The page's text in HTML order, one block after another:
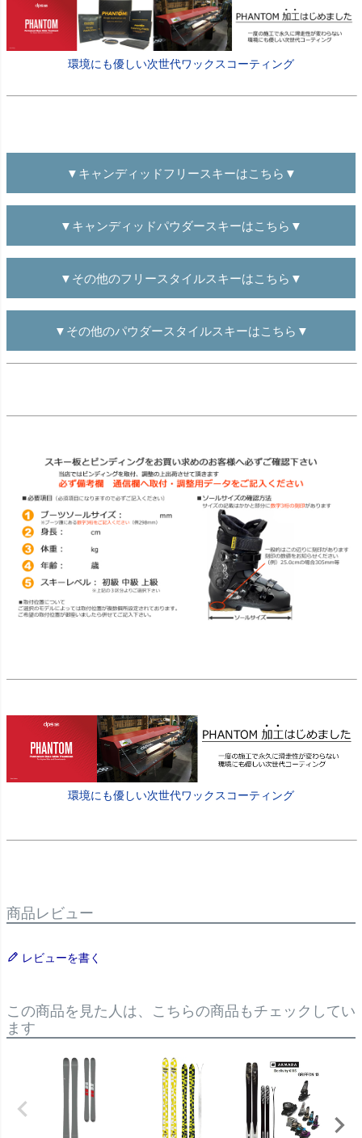
環境にも優しい次世代ワックスコーティング
▼キャンディッドフリースキーはこちら▼
▼キャンディッドパウダースキーはこちら▼
▼その他のフリースタイルスキーはこちら▼
▼その他のパウダースタイルスキーはこちら▼
環境にも優しい次世代ワックスコーティング
商品レビュー
レビューを書く
この商品を見た人は、こちらの商品もチェックしてい
ます